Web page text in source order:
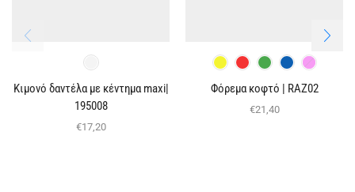
Κιμονό δαντέλα με κέντημα maxi|
195008
€17,20
Φόρεμα κοφτό | RAZ02
€21,40